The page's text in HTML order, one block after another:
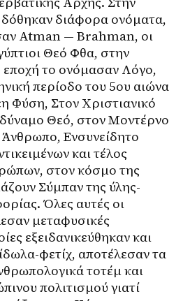
διάφορα ονόματα,
Atman — Brahman, οι
Θεό Φθα, στην
εποχή το ονόμασαν Λόγο,
περίοδο του 5ου αιώνα
Φύση, Στον Χριστιανικό
Θεό, στον Μοντέρνο
Ενσυνείδητο
και τέλος
στον κόσμο της
Σύμπαν της ύλης-
Όλες αυτές οι
μεταφυσικές
εξειδανικεύθηκαν και
φετίχ, αποτέλεσαν τα
τοτέμ και
πολιτισμού γιατί